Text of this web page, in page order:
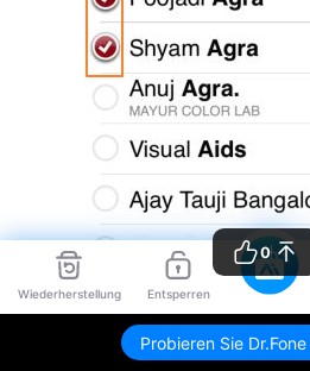
Wiederherstellung Entsperren
Probieren Sie
0